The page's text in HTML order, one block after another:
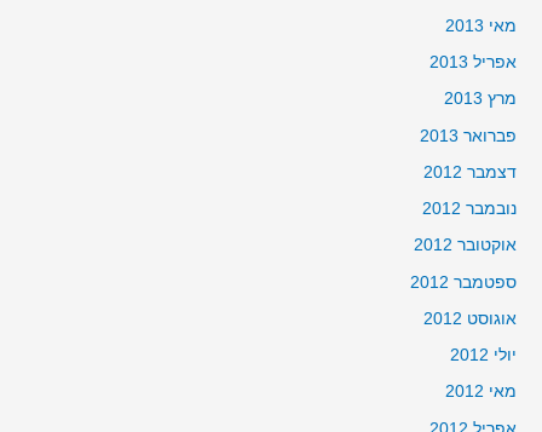
מאי 2013
אפריל 2013
מרץ 2013
פברואר 2013
דצמבר 2012
נובמבר 2012
אוקטובר 2012
ספטמבר 2012
אוגוסט 2012
יולי 2012
מאי 2012